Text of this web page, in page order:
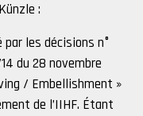
:
les décisions n°
du 28 novembre
/ Embellishment »
de l’IIHF. Étant